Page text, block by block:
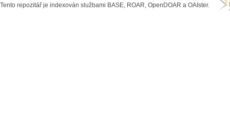
Tento repozitář je indexován službami BASE, ROAR, OpenDOAR a OAIster.